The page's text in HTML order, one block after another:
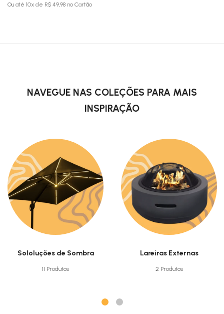
Ou até 10x de R$ 49,98 no Cartão
NAVEGUE NAS COLEÇÕES PARA MAIS
INSPIRAÇÃO
Sololuções de Sombra
11 Produtos
Lareiras Externas
2 Produtos